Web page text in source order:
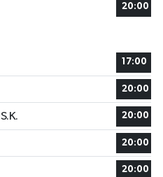
20:00
17:00
20:00
20:00
20:00
20:00